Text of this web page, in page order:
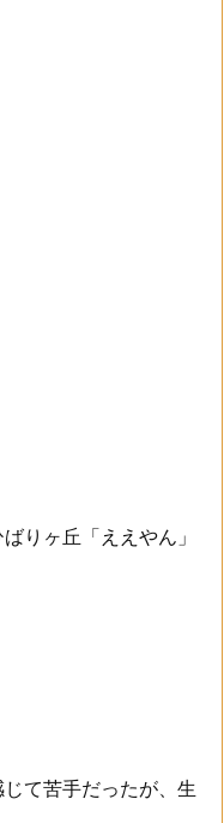
りヶ丘「ええやん」
て苦手だったが、生